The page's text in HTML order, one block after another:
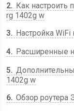
2
Как настроить
rg 1402g w
3
Настройка
4
Расширенные
5
1402g w
6 Обзор роутера